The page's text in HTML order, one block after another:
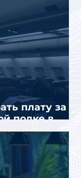
плату за
полке в